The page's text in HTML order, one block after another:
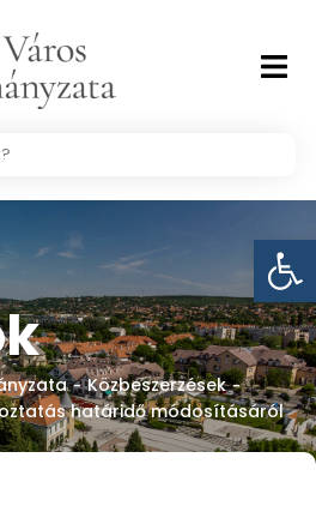
- Közbeszerzések -
határidő módosításáról